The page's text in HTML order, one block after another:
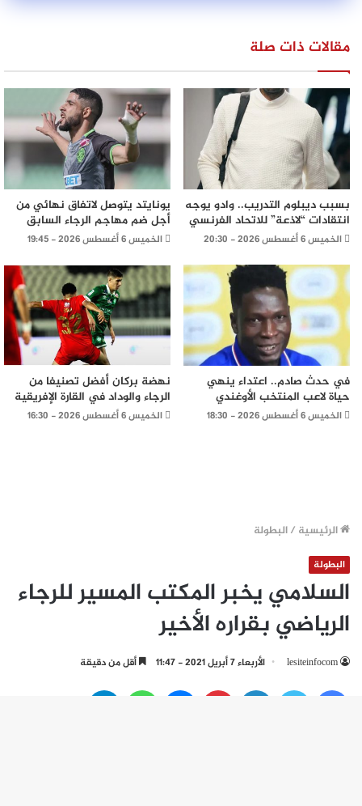
مقالات ذات صلة
بسبب ديبلوم التدريب.. وادو يوجه
انتقادات “لاذعة” للاتحاد الفرنسي
الخميس 6 أغسطس 2026 - 20:30
يونايتد يتوصل لاتفاق نهائي من
أجل ضم مهاجم الرجاء السابق
الخميس 6 أغسطس 2026 - 19:45
في حدث صادم.. اعتداء ينهي
حياة لاعب المنتخب الأوغندي
الخميس 6 أغسطس 2026 - 18:30
نهضة بركان أفضل تصنيفا من
الرجاء والوداد في القارة الإفريقية
الخميس 6 أغسطس 2026 - 16:30